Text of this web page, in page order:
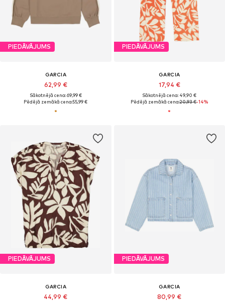
PIEDĀVĀJUMS
GARCIA
62,99 €
Sākotnējā cena: 69,99 €
Pēdējā zemākā cena:55,99 €
PIEDĀVĀJUMS
GARCIA
17,94 €
Sākotnējā cena: 49,90 €
Pēdējā zemākā cena:20,93 €-14%
PIEDĀVĀJUMS
GARCIA
44,99 €
PIEDĀVĀJUMS
GARCIA
80,99 €